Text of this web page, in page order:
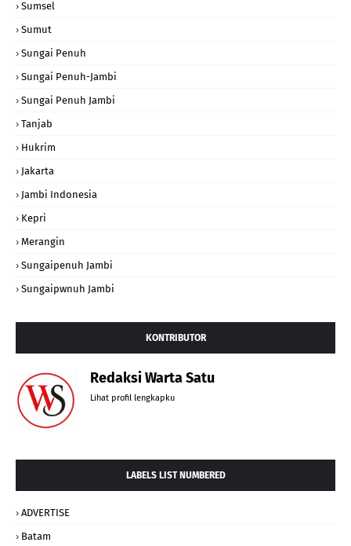
Sumsel
Sumut
Sungai Penuh
Sungai Penuh-Jambi
Sungai Penuh Jambi
Tanjab
Hukrim
Jakarta
Jambi Indonesia
Kepri
Merangin
Sungaipenuh Jambi
Sungaipwnuh Jambi
KONTRIBUTOR
Redaksi Warta Satu
Lihat profil lengkapku
LABELS LIST NUMBERED
ADVERTISE
Batam